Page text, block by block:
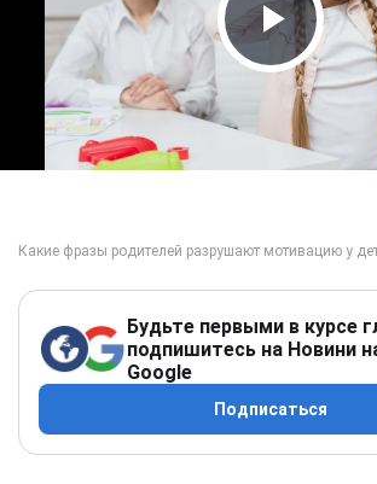
Play
Будьте первыми в курсе
подпишитесь на Новини
Google
Подписаться